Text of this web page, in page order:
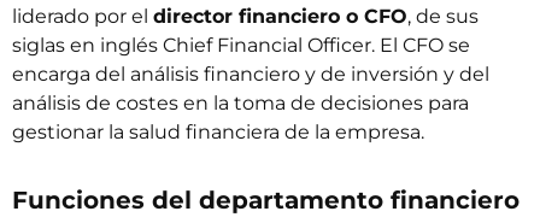
liderado por el director financiero o CFO, de sus
siglas en inglés Chief Financial Officer. El CFO se
encarga del análisis financiero y de inversión y del
análisis de costes en la toma de decisiones para
gestionar la salud financiera de la empresa.
Funciones del departamento financiero